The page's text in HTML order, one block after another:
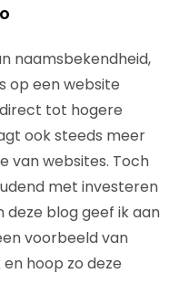
naamsbekendheid,
op een website
tot hogere
ook steeds meer
van websites. Toch
met investeren
deze blog geef ik aan
voorbeeld van
hoop zo deze